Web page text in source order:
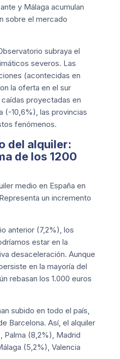
y Málaga acumulan
sobre el mercado
subraya el
severos. Las
(acontecidas en
la oferta en el sur
proyectadas en
(-10,6%), las provincias
fenómenos.
del alquiler:
de los 1200
medio en España en
un incremento
anterior (7,2%), los
estar en la
desaceleración. Aunque
en la mayoría del
rebasan los 1.000 euros
subido en todo el país,
Barcelona. Así, el alquiler
Palma (8,2%), Madrid
(5,2%), Valencia